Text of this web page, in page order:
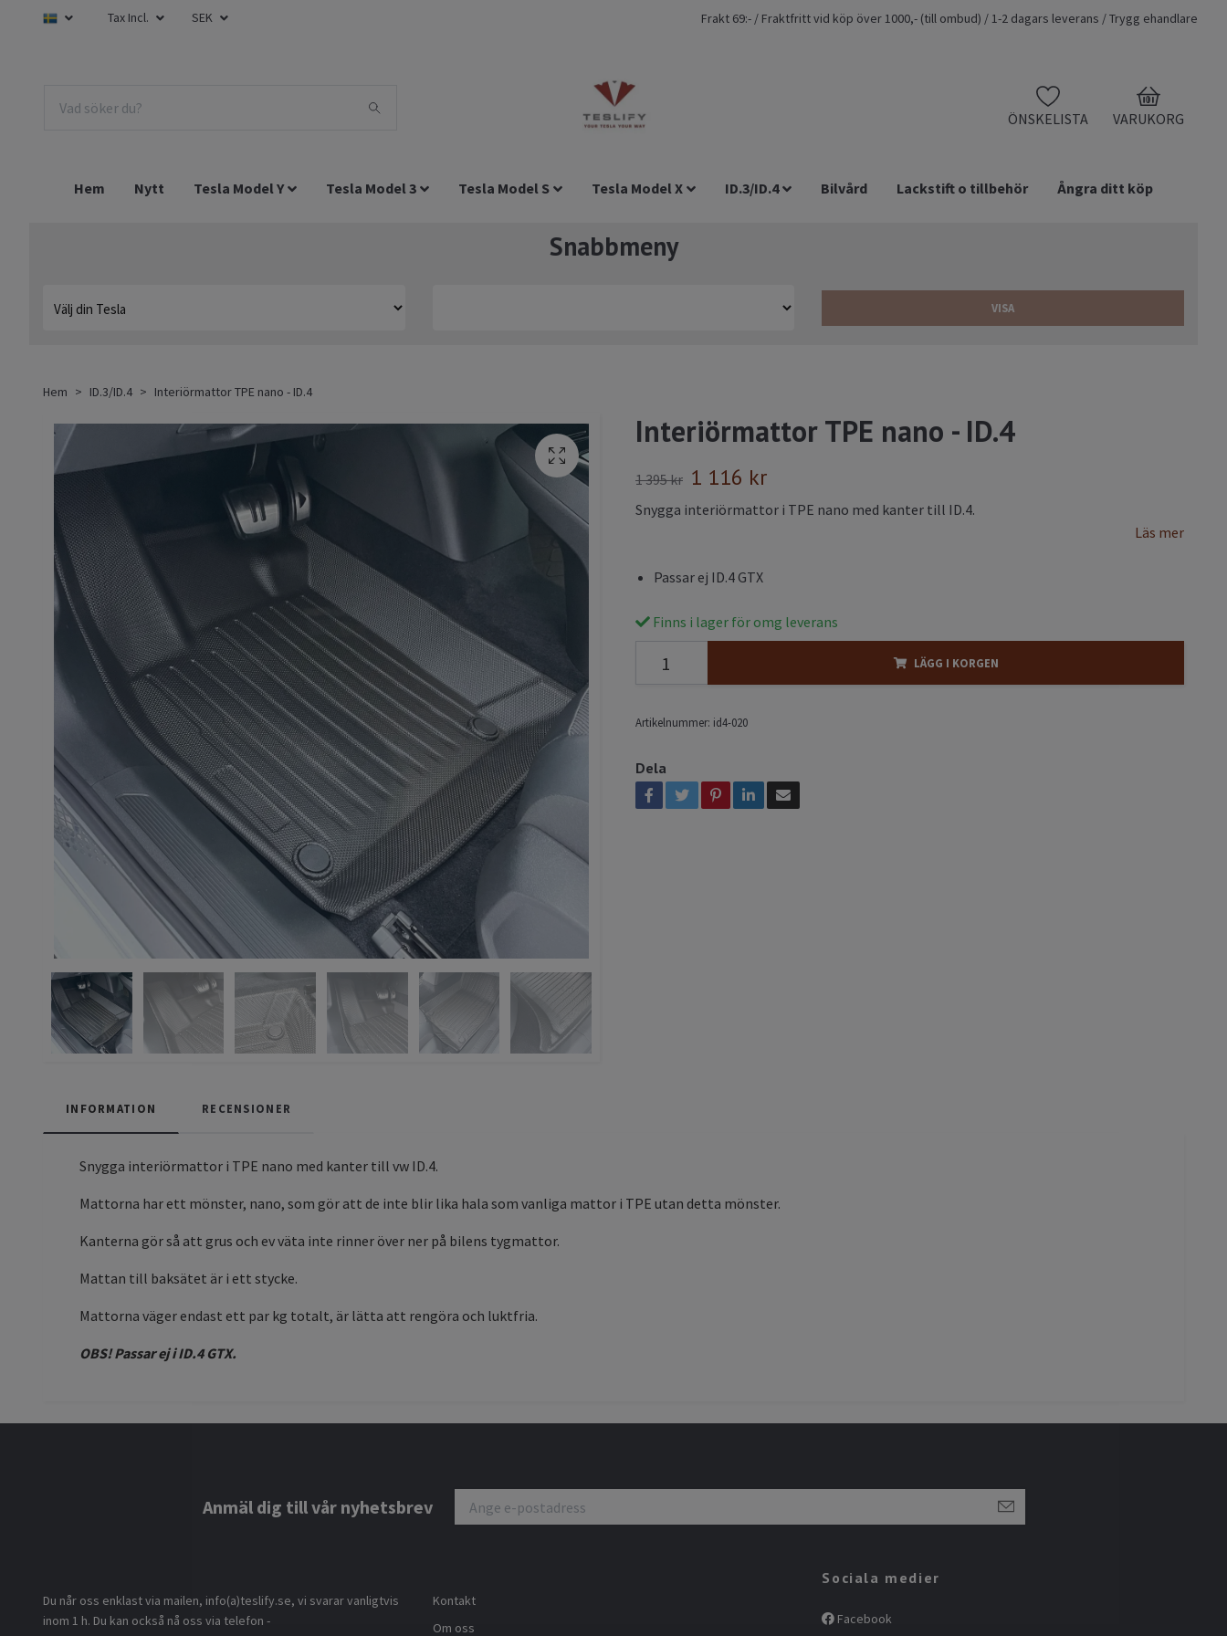
Tax Incl. SEK Frakt 69:- / Fraktfritt vid köp över 1000,- (till ombud) / 1-2 dagars leverans / Trygg ehandlare
ÖNSKELISTA
0
VARUKORG
Hem Nytt Tesla Model Y Tesla Model 3 Tesla Model S Tesla Model X ID.3/ID.4 Bilvård Lackstift o tillbehör Ångra ditt köp
Snabbmeny
VISA
Hem ID.3/ID.4 Interiörmattor TPE nano - ID.4
Interiörmattor TPE nano - ID.4
1 395 kr 1 116 kr
Snygga interiörmattor i TPE nano med kanter till ID.4.
Läs mer
Passar ej ID.4 GTX
Finns i lager för omg leverans
LÄGG I KORGEN
Artikelnummer: id4-020
Dela
INFORMATION RECENSIONER
Snygga interiörmattor i TPE nano med kanter till vw ID.4.
Mattorna har ett mönster, nano, som gör att de inte blir lika hala som vanliga mattor i TPE utan detta mönster.
Kanterna gör så att grus och ev väta inte rinner över ner på bilens tygmattor.
Mattan till baksätet är i ett stycke.
Mattorna väger endast ett par kg totalt, är lätta att rengöra och luktfria.
OBS! Passar ej i ID.4 GTX.
Anmäl dig till vår nyhetsbrev
Du når oss enklast via mailen, info(a)teslify.se, vi svarar vanligtvis
inom 1 h. Du kan också nå oss via telefon -
Kontakt
Om oss
Sociala medier
Facebook